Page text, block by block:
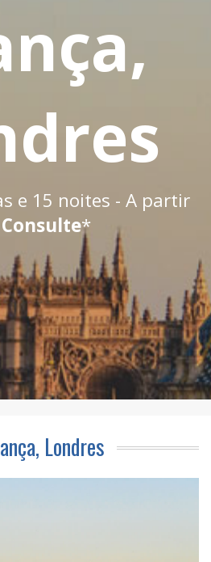
e 15 noites - A partir
Consulte*
Londres